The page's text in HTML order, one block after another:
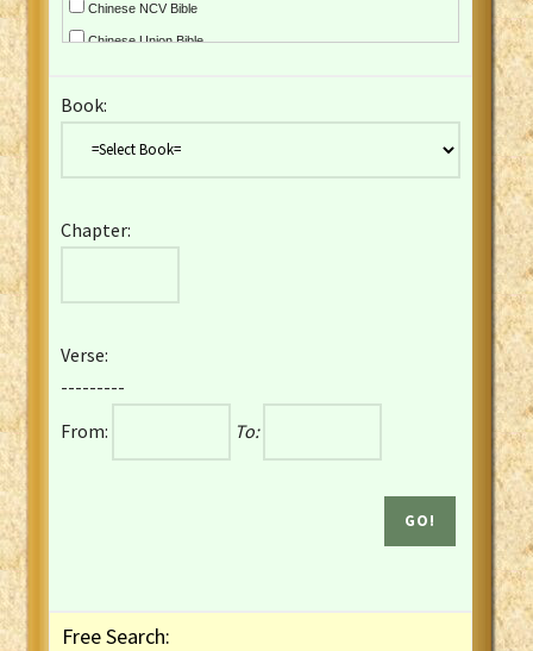
Chinese NCV Bible
Chinese Union Bible
Czech Kralicka Bible
English YLT 1898 Bible
French Darby Bible
French Louis Segond Bible
Gaelic (Manx) Selections
Gaelic (Scottish) Mark
Book:
Chapter:
Verse:
---------
From:
To:
Free Search: